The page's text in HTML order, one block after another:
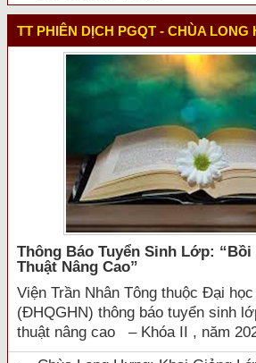
TT PHIÊN DỊCH PGQT - CHÙA LONG
Thông Báo Tuyển Sinh Lớp:
Thuật Nâng Cao”
Viện Trần Nhân Tông thuộc Đại
(ĐHQGHN) thông báo tuyển sinh
thuật nâng cao – Khóa II , năm